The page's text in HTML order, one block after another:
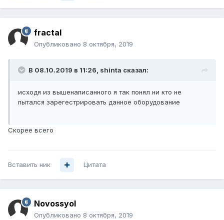
fractal
Опубликовано 8 октября, 2019
В 08.10.2019 в 11:26, shinta сказал:
исходя из вышенаписанного я так понял ни кто не
пытался зарегестрировать данное оборудование
Скорее всего
Вставить ник Цитата
Novossyol
Опубликовано 8 октября, 2019